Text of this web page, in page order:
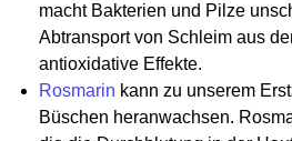
macht Bakterien und Pilze
Abtransport von Schleim aus
antioxidative Effekte.
Rosmarin kann zu unserem
Büschen heranwachsen.